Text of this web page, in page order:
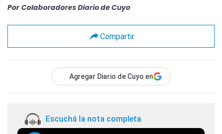
Por Colaboradores Diario de Cuyo
Compartir
Agregar Diario de Cuyo en
Escuchá la nota completa